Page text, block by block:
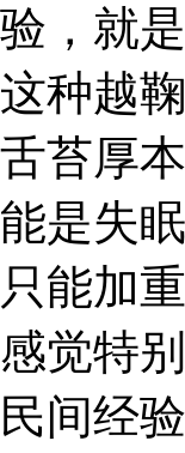
验，就
这种越
舌苔厚
能是失
只能加
感觉特
民间经